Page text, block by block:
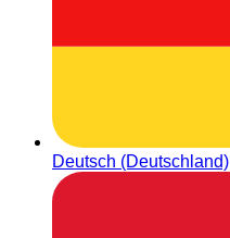
Deutsch (Deutschland)